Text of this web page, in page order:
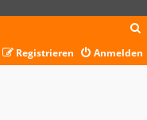
c
Anmelden
Registrieren